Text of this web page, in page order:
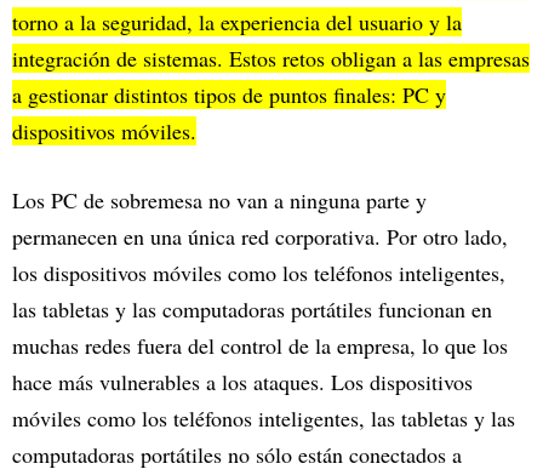
torno a la seguridad, la experiencia del usuario y la
integración de sistemas. Estos retos obligan a las empresas
a gestionar distintos tipos de puntos finales: PC y
dispositivos móviles.
Los PC de sobremesa no van a ninguna parte y
permanecen en una única red corporativa. Por otro lado,
los dispositivos móviles como los teléfonos inteligentes,
las tabletas y las computadoras portátiles funcionan en
muchas redes fuera del control de la empresa, lo que los
hace más vulnerables a los ataques. Los dispositivos
móviles como los teléfonos inteligentes, las tabletas y las
computadoras portátiles no sólo están conectados a